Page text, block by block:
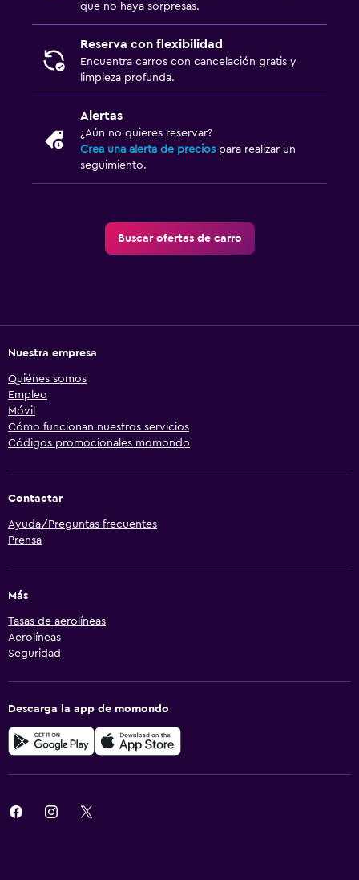
que no haya sorpresas.
Reserva con flexibilidad
Encuentra carros con cancelación gratis y
limpieza profunda.
Alertas
¿Aún no quieres reservar?
Crea una alerta de precios para realizar un
seguimiento.
Buscar ofertas de carro
Nuestra empresa
Quiénes somos
Empleo
Móvil
Cómo funcionan nuestros servicios
Códigos promocionales momondo
Contactar
Ayuda/Preguntas frecuentes
Prensa
Más
Tasas de aerolíneas
Aerolíneas
Seguridad
Descarga la app de momondo